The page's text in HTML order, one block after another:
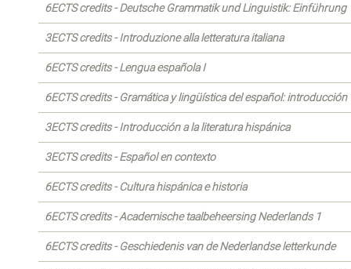
6ECTS credits - Deutsche Grammatik und Linguistik: Einführung
3ECTS credits - Introduzione alla letteratura italiana
6ECTS credits - Lengua española I
6ECTS credits - Gramática y lingüística del español: introducción
3ECTS credits - Introducción a la literatura hispánica
3ECTS credits - Español en contexto
6ECTS credits - Cultura hispánica e historia
6ECTS credits - Academische taalbeheersing Nederlands 1
6ECTS credits - Geschiedenis van de Nederlandse letterkunde